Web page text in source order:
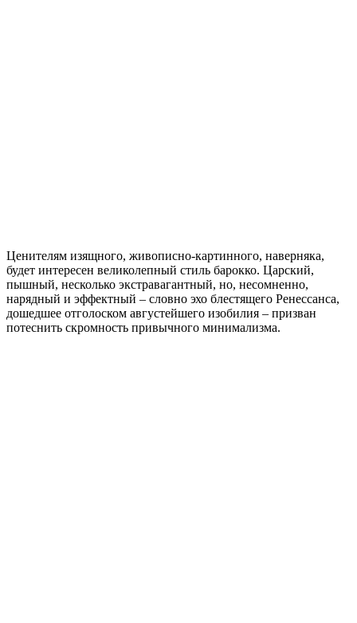
Ценителям изящного, живописно-картинного, наверняка,
будет интересен великолепный стиль барокко. Царский,
пышный, несколько экстравагантный, но, несомненно,
нарядный и эффектный – словно эхо блестящего Ренессанса,
дошедшее отголоском августейшего изобилия – призван
потеснить скромность привычного минимализма.